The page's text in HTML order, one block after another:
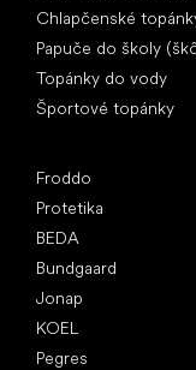
Chlapčenské
Papuče do školy
Topánky do vody
Športové topánky
Froddo
Protetika
BEDA
Bundgaard
Jonap
KOEL
Pegres